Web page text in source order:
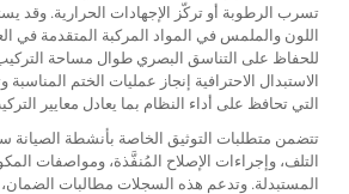
تسرب الرطوبة أو تركّز الإجهادات الحرارية. وقد
اللون والملمس في المواد المركبة المتقدمة في
للحفاظ على التناسق البصري طوال مساحة
الاستبدال الاحترافية إنجاز عمليات الختم
التي تحافظ على أداء النظام بما يعادل معايير
تتضمن متطلبات التوثيق الخاصة بأنشطة الصيانة
التلف، وإجراءات الإصلاح المُنفَّذة، ومواصفات
المستبدلة. وتدعم هذه السجلات مطالبات الضمان،